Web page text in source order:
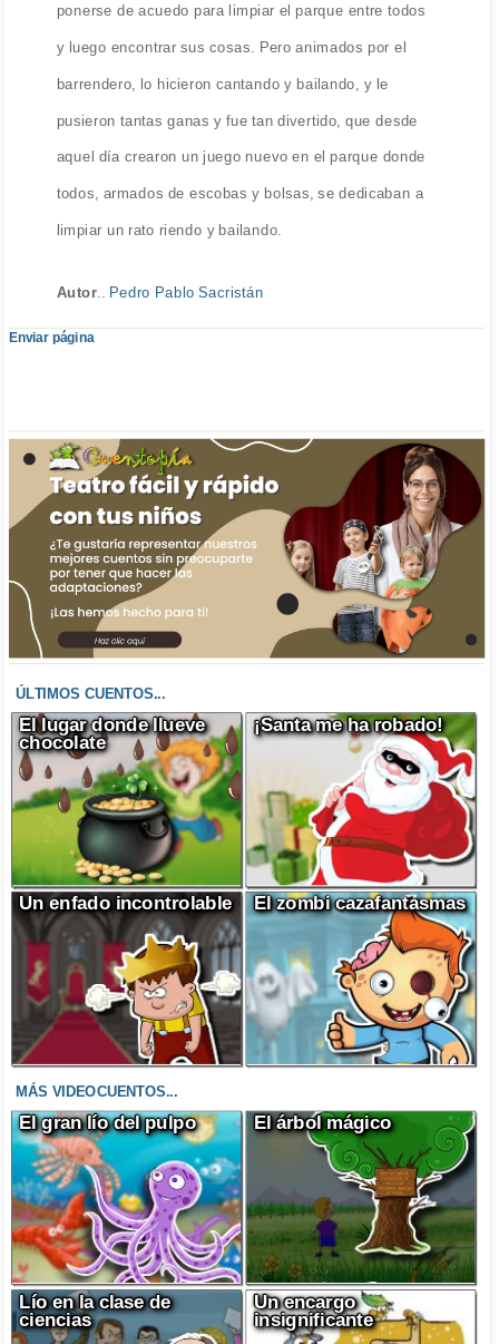
ponerse de acuedo para limpiar el parque entre todos
y luego encontrar sus cosas. Pero animados por el
barrendero, lo hicieron cantando y bailando, y le
pusieron tantas ganas y fue tan divertido, que desde
aquel día crearon un juego nuevo en el parque donde
todos, armados de escobas y bolsas, se dedicaban a
limpiar un rato riendo y bailando.
Autor.. Pedro Pablo Sacristán
Enviar página
ÚLTIMOS CUENTOS...
El lugar donde llueve
chocolate
¡Santa me ha robado!
Un enfado incontrolable El zombi cazafantasmas
MÁS VIDEOCUENTOS...
El gran lío del pulpo El árbol mágico
Lío en la clase de
ciencias
Un encargo
insignificante